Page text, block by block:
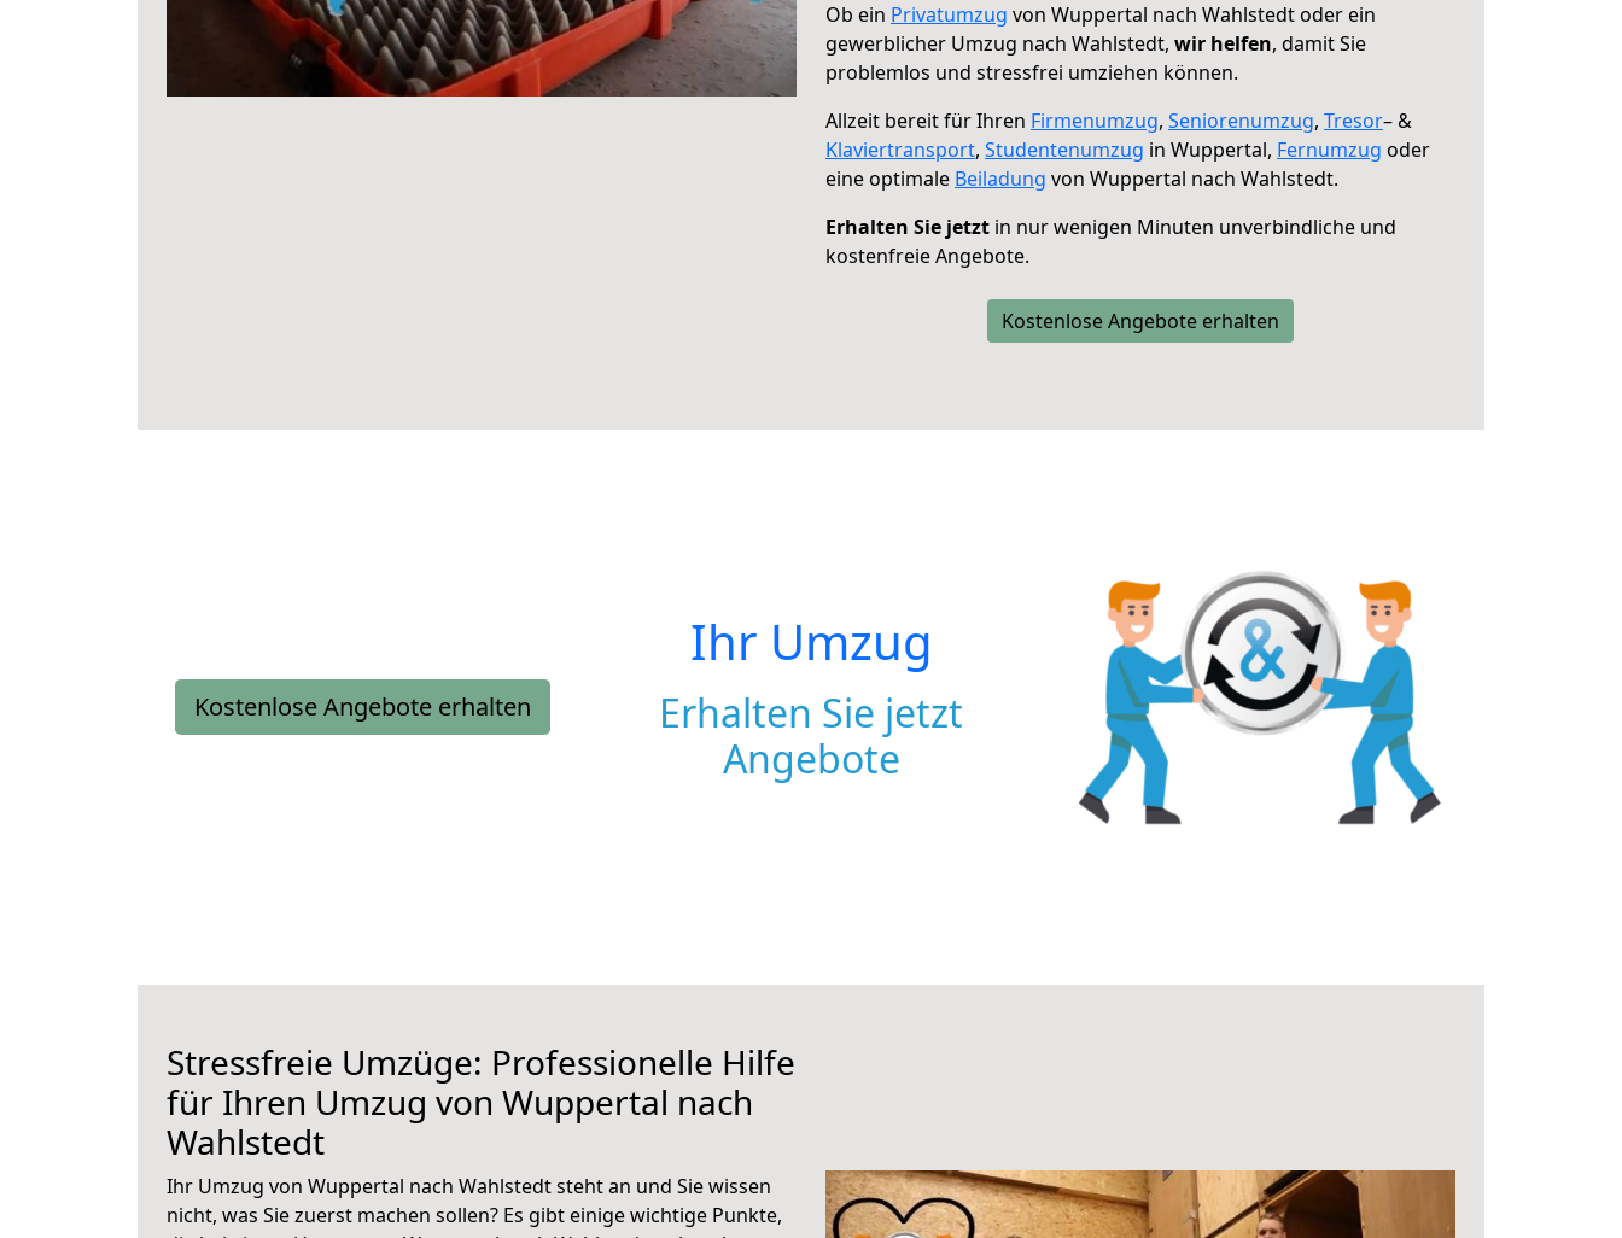
Ob ein Privatumzug von Wuppertal nach Wahlstedt oder ein
gewerblicher Umzug nach Wahlstedt, wir helfen, damit Sie
problemlos und stressfrei umziehen können.
Allzeit bereit für Ihren Firmenumzug, Seniorenumzug, Tresor– &
Klaviertransport, Studentenumzug in Wuppertal, Fernumzug oder
eine optimale Beiladung von Wuppertal nach Wahlstedt.
Erhalten Sie jetzt in nur wenigen Minuten unverbindliche und
kostenfreie Angebote.
Kostenlose Angebote erhalten
Kostenlose Angebote erhalten
Ihr Umzug
Erhalten Sie jetzt
Angebote
Stressfreie Umzüge: Professionelle Hilfe
für Ihren Umzug von Wuppertal nach
Wahlstedt
Ihr Umzug von Wuppertal nach Wahlstedt steht an und Sie wissen
nicht, was Sie zuerst machen sollen? Es gibt einige wichtige Punkte,